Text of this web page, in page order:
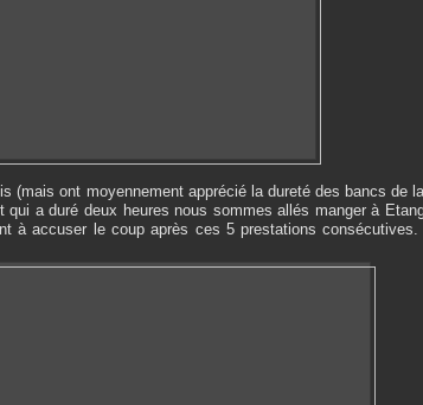
(mais ont moyennement apprécié la dureté des bancs de
qui a duré deux heures nous sommes allés manger à
à accuser le coup après ces 5 prestations consécutives.